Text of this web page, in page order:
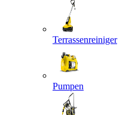
Terrassenreiniger
Pumpen